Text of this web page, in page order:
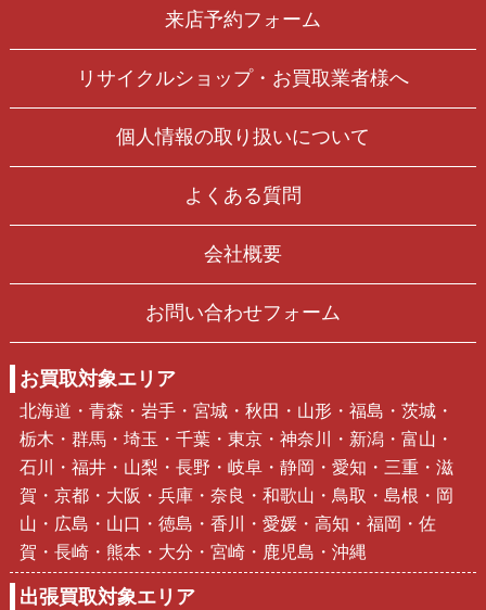
来店予約フォーム
リサイクルショップ・お買取業者様へ
個人情報の取り扱いについて
よくある質問
会社概要
お問い合わせフォーム
お買取対象エリア
北海道・青森・岩手・宮城・秋田・山形・福島・茨城・
栃木・群馬・埼玉・千葉・東京・神奈川・新潟・富山・
石川・福井・山梨・長野・岐阜・静岡・愛知・三重・滋
賀・京都・大阪・兵庫・奈良・和歌山・鳥取・島根・岡
山・広島・山口・徳島・香川・愛媛・高知・福岡・佐
賀・長崎・熊本・大分・宮崎・鹿児島・沖縄
出張買取対象エリア